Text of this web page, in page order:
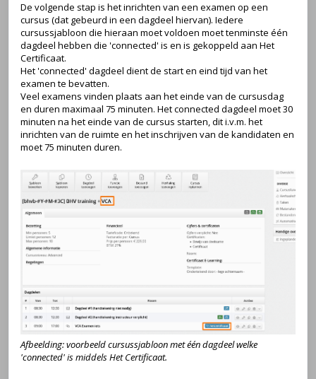
De volgende stap is het inrichten van een examen op een
cursus (dat gebeurd in een dagdeel hiervan). Iedere
cursussjabloon die hieraan moet voldoen moet tenminste één
dagdeel hebben die 'connected' is en is gekoppeld aan Het
Certificaat.
Het 'connected' dagdeel dient de start en eind tijd van het
examen te bevatten.
Veel examens vinden plaats aan het einde van de cursusdag
en duren maximaal 75 minuten. Het connected dagdeel moet 30
minuten na het einde van de cursus starten, dit i.v.m. het
inrichten van de ruimte en het inschrijven van de kandidaten en
moet 75 minuten duren.
Afbeelding: voorbeeld cursussjabloon met één dagdeel welke
'connected' is middels Het Certificaat.